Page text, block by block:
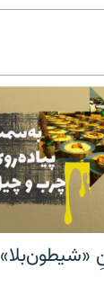
«شیطون‌بلا»